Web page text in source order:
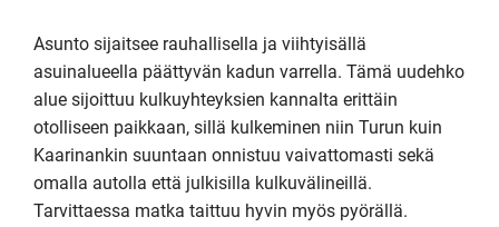
Asunto sijaitsee rauhallisella ja viihtyisällä
asuinalueella päättyvän kadun varrella. Tämä uudehko
alue sijoittuu kulkuyhteyksien kannalta erittäin
otolliseen paikkaan, sillä kulkeminen niin Turun kuin
Kaarinankin suuntaan onnistuu vaivattomasti sekä
omalla autolla että julkisilla kulkuvälineillä.
Tarvittaessa matka taittuu hyvin myös pyörällä.